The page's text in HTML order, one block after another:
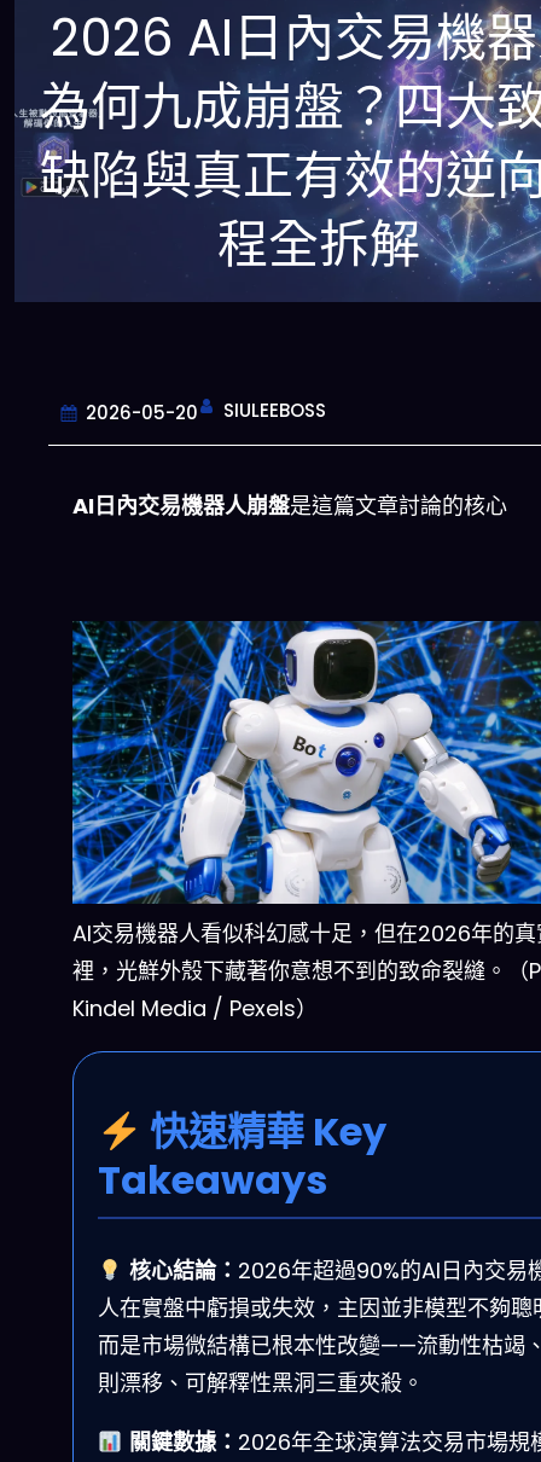
2026 AI日內交易機
為何九成崩盤？四大
缺陷與真正有效的逆
程全拆解
2026-05-20 SIULEEBOSS
AI日內交易機器人崩盤是這篇文章討論的核心
AI交易機器人看似科幻感十足，但在2026年的
裡，光鮮外殼下藏著你意想不到的致命裂縫。（
Kindel Media / Pexels）
快速精華 Key
Takeaways
核心結論： 2026年超過90%的AI日內交易
人在實盤中虧損或失效，主因並非模型不夠聰
而是市場微結構已根本性改變——流動性枯竭
則漂移、可解釋性黑洞三重夾殺。
關鍵數據： 2026年全球演算法交易市場規